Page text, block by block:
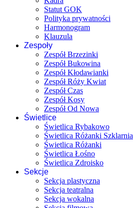
Statut GOK
Polityka prywatności
Harmonogram
Klauzula
Zespoły
Zespół Brzezinki
Zespół Bukowina
Zespół Kłodawianki
Zespół Róży Kwiat
Zespół Czas
Zespół Kosy
Zespół Od Nowa
Świetlice
Świetlica Rybakowo
Świetlica Różanki Szklarnia
Świetlica Różanki
Świetlica Łośno
Świetlica Zdroisko
Sekcje
Sekcja plastyczna
Sekcja teatralna
Sekcja wokalna